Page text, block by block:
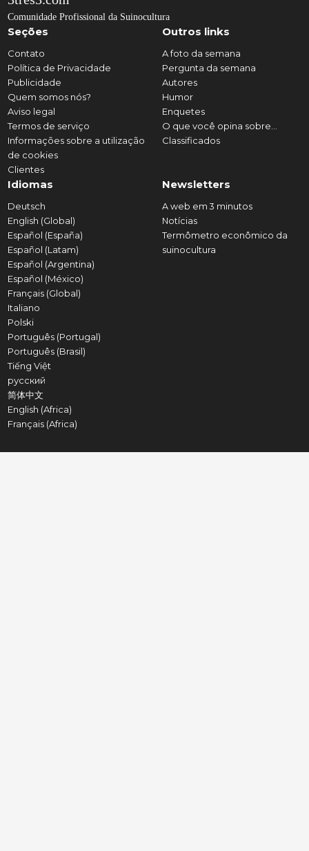
Comunidade Profissional da Suinocultura
Seções
Contato
Política de Privacidade
Publicidade
Quem somos nós?
Aviso legal
Termos de serviço
Informações sobre a utilização
de cookies
Clientes
Outros links
A foto da semana
Pergunta da semana
Autores
Humor
Enquetes
O que você opina sobre...
Classificados
Idiomas
Deutsch
English (Global)
Español (España)
Español (Latam)
Español (Argentina)
Español (México)
Français (Global)
Italiano
Polski
Português (Portugal)
Português (Brasil)
Tiếng Việt
русский
简体中文
English (Africa)
Français (Africa)
Newsletters
A web em 3 minutos
Notícias
Termômetro econômico da
suinocultura